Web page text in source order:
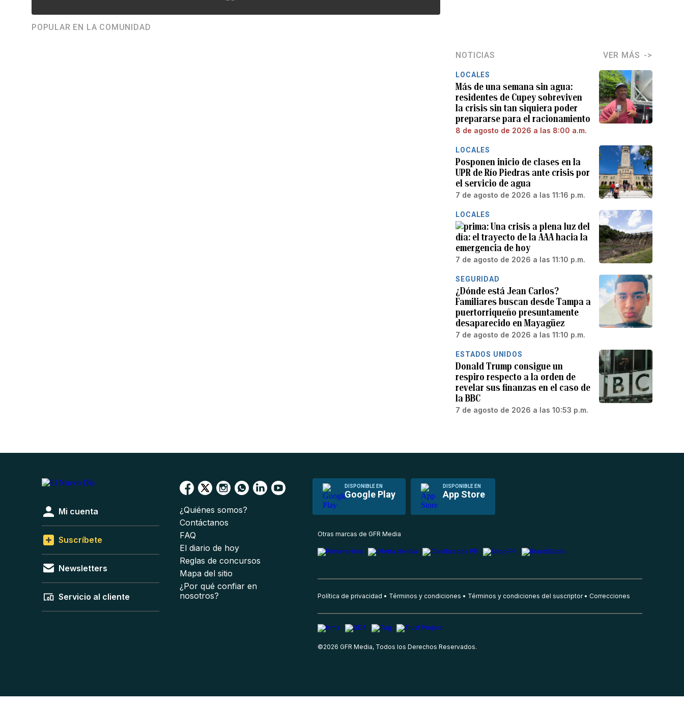
POPULAR EN LA COMUNIDAD
NOTICIAS VER MÁS
LOCALES
Más de una semana sin agua:
residentes de Cupey sobreviven
la crisis sin tan siquiera poder
prepararse para el racionamiento
8 de agosto de 2026 a las 8:00 a.m.
LOCALES
Posponen inicio de clases en la
UPR de Río Piedras ante crisis por
el servicio de agua
7 de agosto de 2026 a las 11:16 p.m.
LOCALES
Una crisis a plena luz del
día: el trayecto de la AAA hacia la
emergencia de hoy
7 de agosto de 2026 a las 11:10 p.m.
SEGURIDAD
¿Dónde está Jean Carlos?
Familiares buscan desde Tampa a
puertorriqueño presuntamente
desaparecido en Mayagüez
7 de agosto de 2026 a las 11:10 p.m.
ESTADOS UNIDOS
Donald Trump consigue un
respiro respecto a la orden de
revelar sus finanzas en el caso de
la BBC
7 de agosto de 2026 a las 10:53 p.m.
DISPONIBLE EN
Google Play
DISPONIBLE EN
App Store
Mi cuenta
Suscríbete
Newsletters
Servicio al cliente
¿Quiénes somos?
Contáctanos
FAQ
El diario de hoy
Reglas de concursos
Mapa del sitio
¿Por qué confiar en
nosotros?
Otras marcas de GFR Media
Política de privacidad Términos y condiciones Términos y condiciones del suscriptor Correcciones
©2026 GFR Media, Todos los Derechos Reservados.